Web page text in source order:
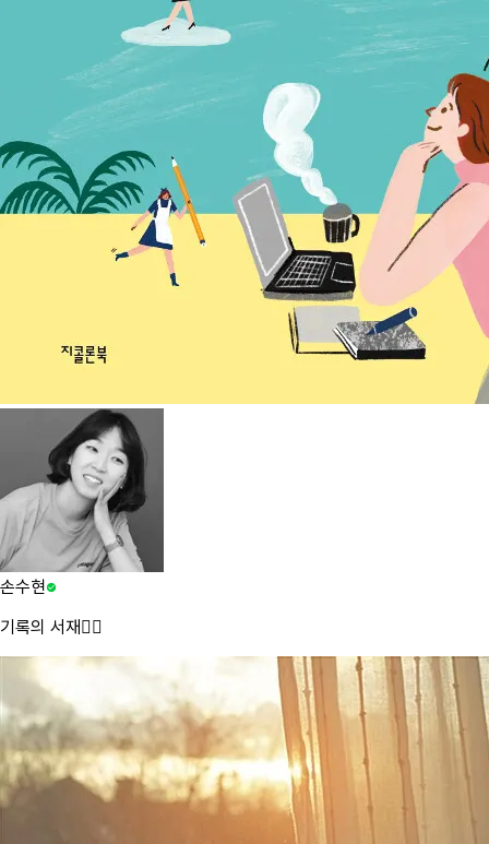
손수현
기록의 서재✍🏻